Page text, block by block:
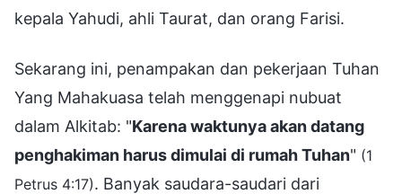
kepala Yahudi, ahli Taurat, dan orang Farisi.
Sekarang ini, penampakan dan pekerjaan Tuhan
Yang Mahakuasa telah menggenapi nubuat
dalam Alkitab: "Karena waktunya akan datang
penghakiman harus dimulai di rumah Tuhan" (1
Petrus 4:17). Banyak saudara-saudari dari